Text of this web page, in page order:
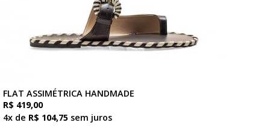
FLAT ASSIMÉTRICA HANDMADE
R$ 419,00
4x de R$ 104,75 sem juros